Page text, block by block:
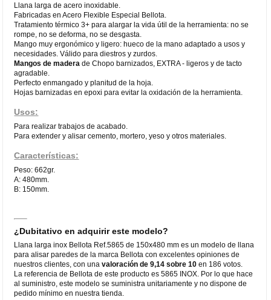
Llana larga de acero inoxidable.
Fabricadas en Acero Flexible Especial Bellota.
Tratamiento térmico 3+ para alargar la vida útil de la herramienta: no se
rompe, no se deforma, no se desgasta.
Mango muy ergonómico y ligero: hueco de la mano adaptado a usos y
necesidades. Válido para diestros y zurdos.
Mangos de madera de Chopo barnizados, EXTRA - ligeros y de tacto
agradable.
Perfecto enmangado y planitud de la hoja.
Hojas barnizadas en epoxi para evitar la oxidación de la herramienta.
Usos:
Para realizar trabajos de acabado.
Para extender y alisar cemento, mortero, yeso y otros materiales.
Características:
Peso: 662gr.
A: 480mm.
B: 150mm.
¿Dubitativo en adquirir este modelo?
Llana larga inox Bellota Ref.5865 de 150x480 mm es un modelo de llana
para alisar paredes de la marca Bellota con excelentes opiniones de
nuestros clientes, con unavaloración de 9,14 sobre 10 en 186 votos.
La referencia de Bellota de este producto es 5865 INOX. Por lo que hace
al suministro, este modelo se suministra unitariamente y no dispone de
pedido mínimo en nuestra tienda.